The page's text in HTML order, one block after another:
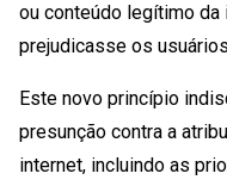
ou conteúdo legítimo da
prejudicasse os
Este novo princípio
presunção contra a
internet, incluindo as